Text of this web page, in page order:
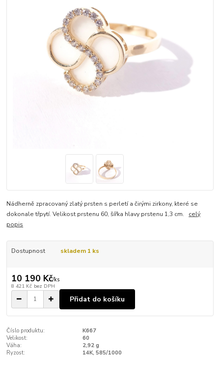
Nádherně zpracovaný zlatý prsten s perletí a čirými zirkony, které se
dokonale třpytí. Velikost prstenu 60, šířka hlavy prstenu 1,3 cm. celý
popis
Dostupnost skladem 1 ks
10 190 Kč/ks
8 421 Kč bez DPH
Přidat do košíku
Číslo produktu:
K667
Velikost:
60
Váha:
2,92 g
Ryzost:
14K, 585/1000